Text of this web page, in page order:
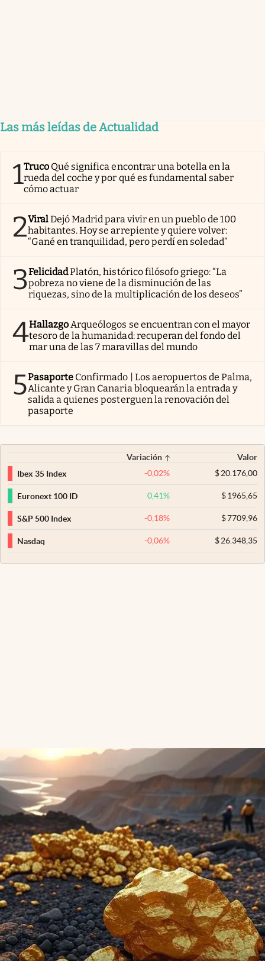
Las más leídas de Actualidad
1Truco Qué significa encontrar una botella en la
rueda del coche y por qué es fundamental saber
cómo actuar
2ViralDejó Madrid para vivir en un pueblo de 100
habitantes. Hoy se arrepiente y quiere volver:
“Gané en tranquilidad, pero perdí en soledad”
3FelicidadPlatón, histórico filósofo griego: “La
pobreza no viene de la disminución de las
riquezas, sino de la multiplicación de los deseos”
4HallazgoArqueólogos se encuentran con el mayor
tesoro de la humanidad: recuperan del fondo del
mar una de las 7 maravillas del mundo
5Pasaporte Confirmado | Los aeropuertos de Palma,
Alicante y Gran Canaria bloquearán la entrada y
salida a quienes posterguen la renovación del
pasaporte
Variación
Valor
Ibex 35 Index
-0,02% $20.176,00
Euronext 100 ID 0,41% $1965,65
S&P 500 Index -0,18% $7709,96
Nasdaq -0,06% $26.348,35